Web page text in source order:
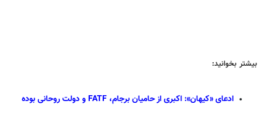
بیشتر بخوانید:
ادعای «کیهان»: اکبری از حامیان برجام، FATF و دولت روحانی بوده